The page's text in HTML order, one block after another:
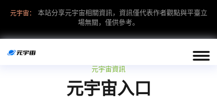
元宇宙：
本站分享元宇宙相關資訊，資訊僅代表作者觀點與平臺立
場無關，僅供參考。
元宇宙資訊
元宇宙入口